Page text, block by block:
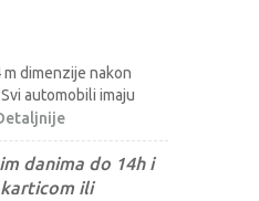
m dimenzije nakon
automobili imaju
danima do 14h i
karticom ili